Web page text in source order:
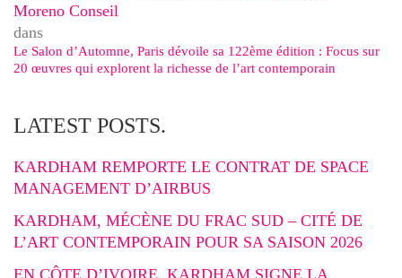
Moreno Conseil
dans
Le Salon d’Automne, Paris dévoile sa 122ème édition : Focus sur
20 œuvres qui explorent la richesse de l’art contemporain
LATEST POSTS.
KARDHAM REMPORTE LE CONTRAT DE SPACE
MANAGEMENT D’AIRBUS
KARDHAM, MÉCÈNE DU FRAC SUD – CITÉ DE
L’ART CONTEMPORAIN POUR SA SAISON 2026